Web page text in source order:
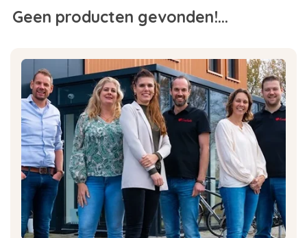
Geen producten gevonden!...